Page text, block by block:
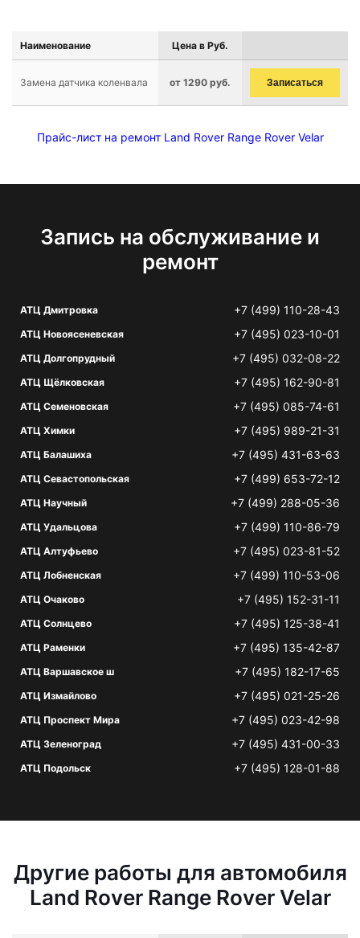
Наименование Цена в Руб.
Замена датчика коленвала от 1290 руб. Записаться
Прайс-лист на ремонт Land Rover Range Rover Velar
Запись на обслуживание и
ремонт
АТЦ Дмитровка +7 (499) 110-28-43
АТЦ Новоясеневская +7 (495) 023-10-01
АТЦ Долгопрудный +7 (495) 032-08-22
АТЦ Щёлковская +7 (495) 162-90-81
АТЦ Семеновская +7 (495) 085-74-61
АТЦ Химки +7 (495) 989-21-31
АТЦ Балашиха +7 (495) 431-63-63
АТЦ Севастопольская +7 (499) 653-72-12
АТЦ Научный +7 (499) 288-05-36
АТЦ Удальцова +7 (499) 110-86-79
АТЦ Алтуфьево +7 (495) 023-81-52
АТЦ Лобненская +7 (499) 110-53-06
АТЦ Очаково +7 (495) 152-31-11
АТЦ Солнцево +7 (495) 125-38-41
АТЦ Раменки +7 (495) 135-42-87
АТЦ Варшавское ш +7 (495) 182-17-65
АТЦ Измайлово +7 (495) 021-25-26
АТЦ Проспект Мира +7 (495) 023-42-98
АТЦ Зеленоград +7 (495) 431-00-33
АТЦ Подольск +7 (495) 128-01-88
Другие работы для автомобиля
Land Rover Range Rover Velar